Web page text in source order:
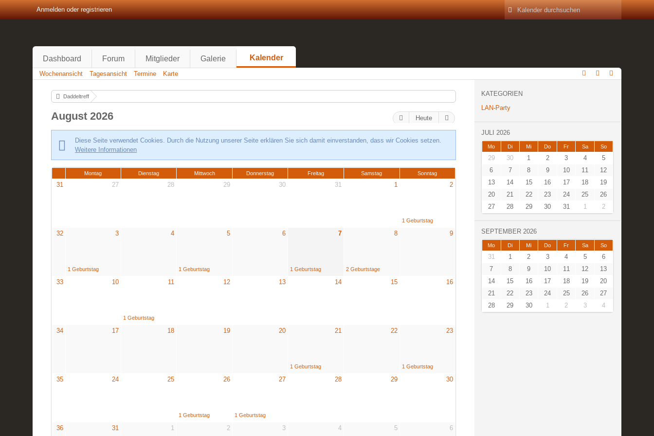
Anmelden oder registrieren
Dashboard Forum Mitglieder Galerie Kalender
Wochenansicht Tagesansicht Termine Karte
Daddeltreff
August 2026 Heute
Diese Seite verwendet Cookies. Durch die Nutzung unserer Seite erklären Sie sich damit einverstanden, dass wir Cookies setzen.
Weitere Informationen
Montag Dienstag Mittwoch Donnerstag Freitag Samstag Sonntag
31 27 28 29 30 31 1 2
1 Geburtstag
32 3
1 Geburtstag
4 5
1 Geburtstag
6 7
1 Geburtstag
8
2 Geburtstage
9
33 10 11
1 Geburtstag
12 13 14 15 16
34 17 18 19 20 21
1 Geburtstag
22 23
1 Geburtstag
35 24 25 26
1 Geburtstag
27
1 Geburtstag
28 29 30
36 31 1 2 3 4 5 6
KATEGORIEN
LAN-Party
JULI 2026
Mo Di Mi Do Fr Sa So
29 30 1 2 3 4
5
6
7 8 9 10 11
12
13
14 15 16 17 18
19
20
21 22 23 24 25
26
27
28 29 30 31 1 2
SEPTEMBER 2026
Mo Di Mi Do Fr Sa So
31 1 2 3 4 5
6
7
8 9 10 11 12
13
14
15 16 17 18 19
20
21
22 23 24 25 26
27
28
29 30 1 2 3 4